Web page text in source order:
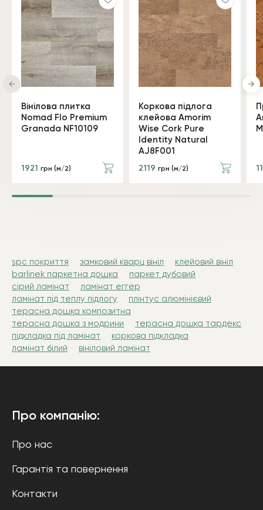
Вінілова плитка
Nomad Flo Premium
Granada NF10109
1921 грн (м/2)
Коркова підлога
клейова Amorim
Wise Cork Pure
Identity Natural
AJ8F001
2119 грн (м/2)
spc покриття замковий кварц вініл
клейовий вініл
barlinek паркетна дошка
паркет дубовий
сірий ламінат
ламінат еггер
ламінат під теплу підлогу
плінтус алюмінієвий
терасна дошка композитна
терасна дошка з модрини
терасна дошка тардекс
підкладка під ламінат
коркова підкладка
ламінат білий
вініловий ламінат
Про компанію:
Про нас
Гарантія та повернення
Контакти